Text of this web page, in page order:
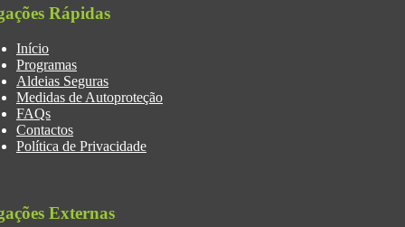
Rápidas
Início
Programas
Aldeias Seguras
Medidas de Autoproteção
FAQs
Contactos
Política de Privacidade
Externas